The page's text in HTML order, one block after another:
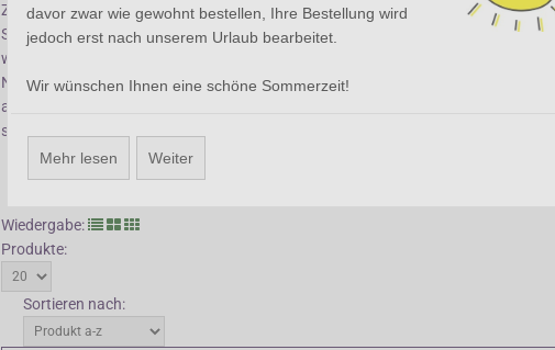
Zeichnung auf den Blättern wurde der Legende nach durch die Muttermilch von
Silybum wird immer noch als Gemüse angebaut. Die jungen Blätter können wie
werden, die jungen Stängel wie Spargel und die Blütenköpfe wie Artischocken.
Nutzwert hat Silybum auch einen Zierwert, vor allem in natürlichen Gärten. Am
auf normalem bis trockenem kalkhaltigem Boden in der vollen Sonne. Silybum ist
stirbt nach der Blüte ab. Zum Glück säht die Pflanze sich selbst aus.
Wiedergabe:
Produkte:
Sortieren nach:
davor zwar wie gewohnt bestellen, Ihre Bestellung wird
jedoch erst nach unserem Urlaub bearbeitet.
Wir wünschen Ihnen eine schöne Sommerzeit!
Mehr lesen Weiter